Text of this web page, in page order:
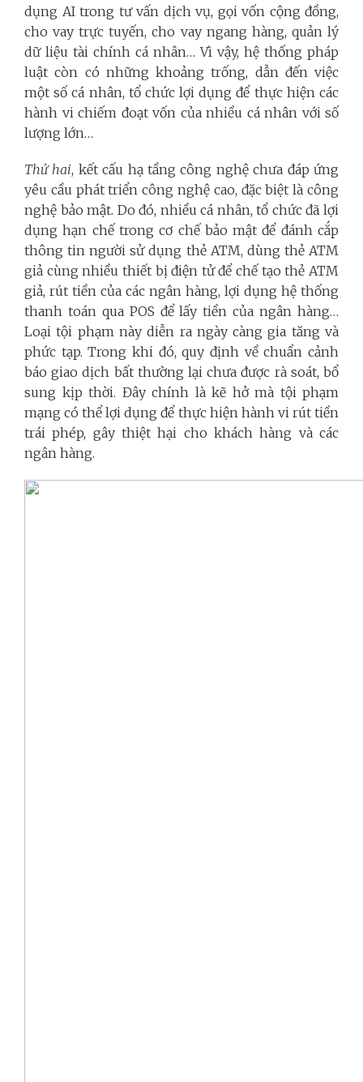
dụng AI trong tư vấn dịch vụ, gọi vốn cộng đồng,
cho vay trực tuyến, cho vay ngang hàng, quản lý
dữ liệu tài chính cá nhân… Vì vậy, hệ thống pháp
luật còn có những khoảng trống, dẫn đến việc
một số cá nhân, tổ chức lợi dụng để thực hiện các
hành vi chiếm đoạt vốn của nhiều cá nhân với số
lượng lớn…
Thứ hai, kết cấu hạ tầng công nghệ chưa đáp ứng
yêu cầu phát triển công nghệ cao, đặc biệt là công
nghệ bảo mật. Do đó, nhiều cá nhân, tổ chức đã lợi
dụng hạn chế trong cơ chế bảo mật để đánh cắp
thông tin người sử dụng thẻ ATM, dùng thẻ ATM
giả cùng nhiều thiết bị điện tử để chế tạo thẻ ATM
giả, rút tiền của các ngân hàng, lợi dụng hệ thống
thanh toán qua POS để lấy tiền của ngân hàng…
Loại tội phạm này diễn ra ngày càng gia tăng và
phức tạp. Trong khi đó, quy định về chuẩn cảnh
báo giao dịch bất thường lại chưa được rà soát, bổ
sung kịp thời. Đây chính là kẽ hở mà tội phạm
mạng có thể lợi dụng để thực hiện hành vi rút tiền
trái phép, gây thiệt hại cho khách hàng và các
ngân hàng.